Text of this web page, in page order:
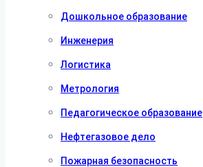
Дошкольное образование
Инженерия
Логистика
Метрология
Педагогическое образование
Нефтегазовое дело
Пожарная безопасность